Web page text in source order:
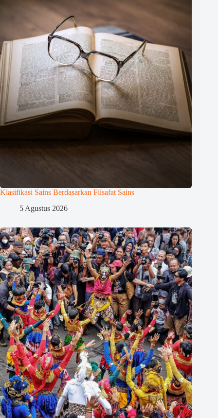
Klasifikasi Sains Berdasarkan Filsafat Sains
5 Agustus 2026